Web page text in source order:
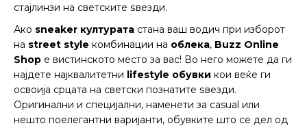
стајлинзи на светските ѕвезди.
Ако sneaker културата стана ваш водич при изборот
на street style комбинации на облека, Buzz Online
Shop е вистинското место за вас! Во него можете да ги
најдете најквалитетни lifestyle обувки кои веќе ги
освоија срцата на светски познатите ѕвезди.
Оригинални и специјални, наменети за casual или
нешто поелегантни варијанти, обувките што се дел од